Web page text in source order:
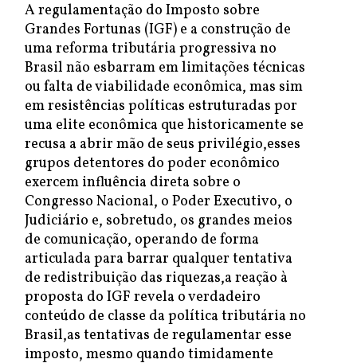
A regulamentação do Imposto sobre
Grandes Fortunas (IGF) e a construção de
uma reforma tributária progressiva no
Brasil não esbarram em limitações técnicas
ou falta de viabilidade econômica, mas sim
em resistências políticas estruturadas por
uma elite econômica que historicamente se
recusa a abrir mão de seus privilégio,esses
grupos detentores do poder econômico
exercem influência direta sobre o
Congresso Nacional, o Poder Executivo, o
Judiciário e, sobretudo, os grandes meios
de comunicação, operando de forma
articulada para barrar qualquer tentativa
de redistribuição das riquezas,a reação à
proposta do IGF revela o verdadeiro
conteúdo de classe da política tributária no
Brasil,as tentativas de regulamentar esse
imposto, mesmo quando timidamente